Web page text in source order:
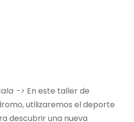
-> En este taller de
utilizaremos el deporte
descubrir una nueva